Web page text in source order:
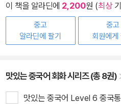
이 책을 알라딘에 2,200원 (최상
중고
알라딘에 팔기
중고
회원에게
맛있는 중국어 회화 시리즈 (총 8권)
맛있는 중국어 Level 6 중국